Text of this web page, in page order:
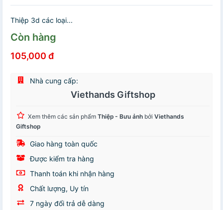
Thiệp 3d các loại...
Còn hàng
105,000 đ
Nhà cung cấp:
Viethands Giftshop
Xem thêm các sản phẩm Thiệp - Bưu ảnh bởi Viethands
Giftshop
Giao hàng toàn quốc
Được kiểm tra hàng
Thanh toán khi nhận hàng
Chất lượng, Uy tín
7 ngày đổi trả dễ dàng